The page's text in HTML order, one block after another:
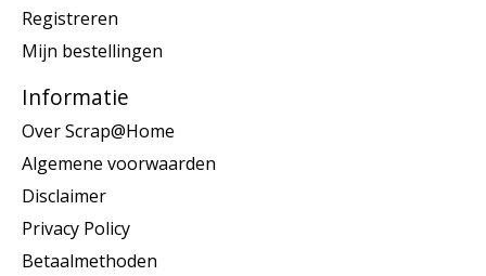
Registreren
Mijn bestellingen
Informatie
Over Scrap@Home
Algemene voorwaarden
Disclaimer
Privacy Policy
Betaalmethoden